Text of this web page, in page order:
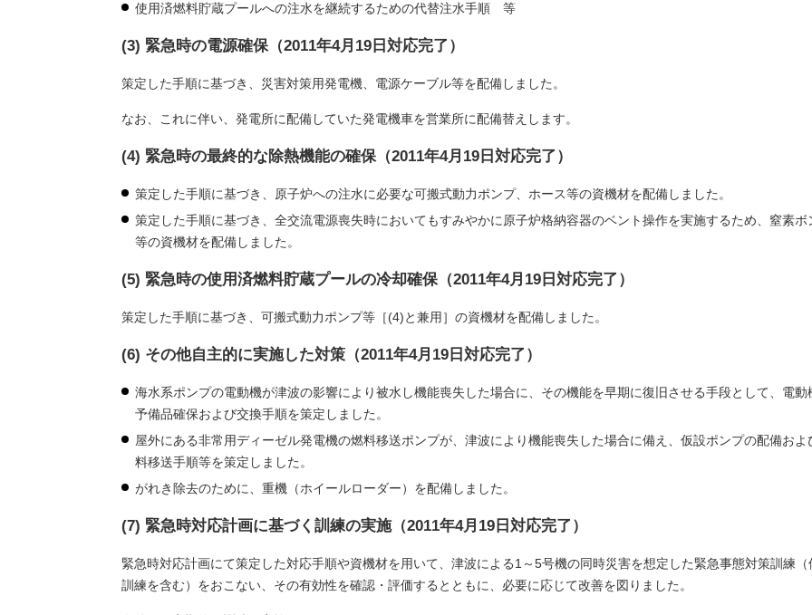
使用済燃料貯蔵プールへの注水を継続するための代替注水手順 等
(3) 緊急時の電源確保（2011年4月19日対応完了）
策定した手順に基づき、災害対策用発電機、電源ケーブル等を配備しました。
なお、これに伴い、発電所に配備していた発電機車を営業所に配備替えします。
(4) 緊急時の最終的な除熱機能の確保（2011年4月19日対応完了）
策定した手順に基づき、原子炉への注水に必要な可搬式動力ポンプ、ホース等の資機材を配備しました。
策定した手順に基づき、全交流電源喪失時においてもすみやかに原子炉格納容器のベント操作を実施するため、窒素ボ
等の資機材を配備しました。
(5) 緊急時の使用済燃料貯蔵プールの冷却確保（2011年4月19日対応完了）
策定した手順に基づき、可搬式動力ポンプ等［(4)と兼用］の資機材を配備しました。
(6) その他自主的に実施した対策（2011年4月19日対応完了）
海水系ポンプの電動機が津波の影響により被水し機能喪失した場合に、その機能を早期に復旧させる手段として、電動
予備品確保および交換手順を策定しました。
屋外にある非常用ディーゼル発電機の燃料移送ポンプが、津波により機能喪失した場合に備え、仮設ポンプの配備およ
料移送手順等を策定しました。
がれき除去のために、重機（ホイールローダー）を配備しました。
(7) 緊急時対応計画に基づく訓練の実施（2011年4月19日対応完了）
緊急時対応計画にて策定した対応手順や資機材を用いて、津波による1～5号機の同時災害を想定した緊急事態対策訓練（
訓練を含む）をおこない、その有効性を確認・評価するとともに、必要に応じて改善を図りました。